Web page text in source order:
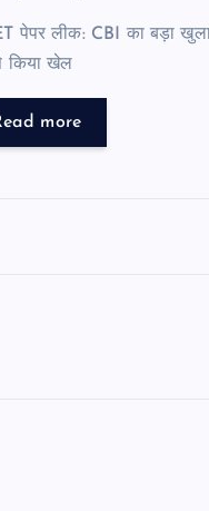
पेपर लीक: CBI का बड़ा
किया खेल
more